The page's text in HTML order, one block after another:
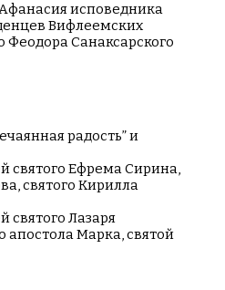
исповедника
Вифлеемских
Феодора Санаксарского
радость” и
святого Ефрема Сирина,
святого Кирилла
Лазаря
апостола Марка, святой